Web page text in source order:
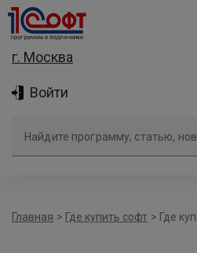
г. Москва
Войти
Главная > Где купить софт > Где